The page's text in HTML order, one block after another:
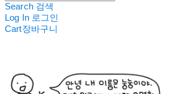
Search 검색
Log In 로그인
Cart장바구니